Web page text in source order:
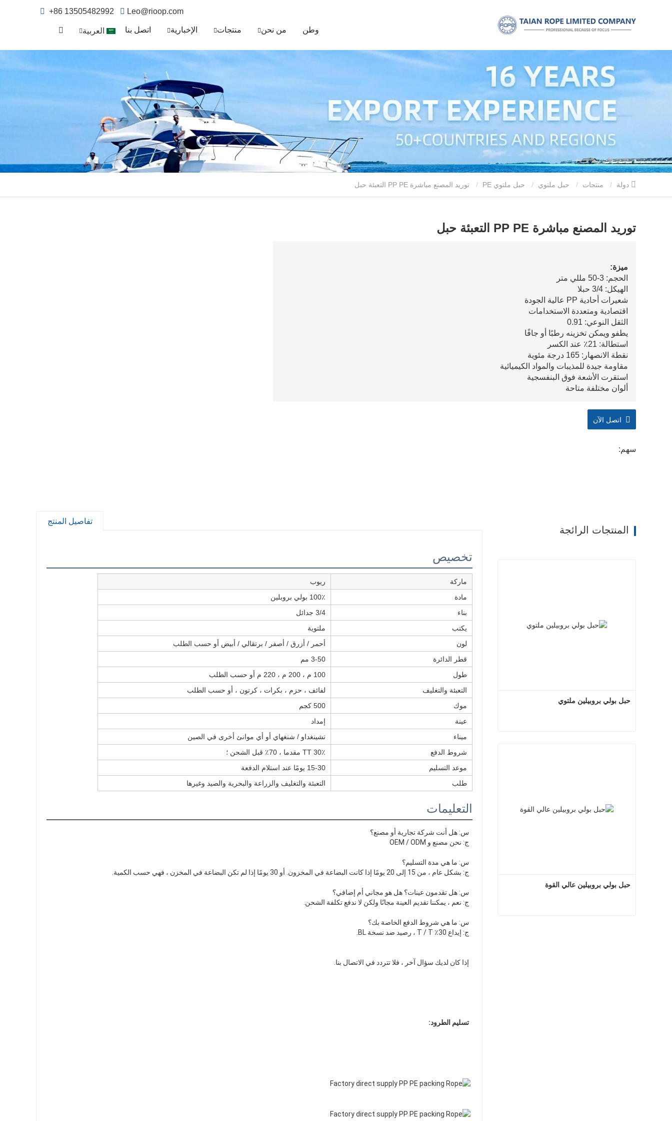
+86 13505482992 Leo@rioop.com
وطن من نحن منتجات الإخبارية اتصل بنا العربية
منتجات حبل ملتوي حبل ملتوي PE
توريد المصنع مباشرة PP PE التعبئة حبل
ميزة:
الحجم: 3-50 مللي متر
الهيكل: 3/4 حبلا
شعيرات أحادية PP عالية الجودة
اقتصادية ومتعددة الاستخدامات
الثقل النوعي: 0.91
يطفو ويمكن تخزينه رطبًا أو جافًا
استطالة: 21٪ عند الكسر
نقطة الانصهار: 165 درجة مئوية
مقاومة جيدة للمذيبات والمواد الكيميائية
استقرت الأشعة فوق البنفسجية
ألوان مختلفة متاحة
اتصل الآن
سهم:
تفاصيل المنتج
تخصيص
ماركة
ريوب
مادة
100٪ بولي بروبلين
بناء
3/4 جدائل
يكتب
ملتوية
لون
أحمر / أزرق / أصفر / برتقالي / أبيض أو حسب الطلب
قطر الدائرة
3-50 مم
طول
100 م ، 200 م ، 220 م أو حسب الطلب
التعبئة والتغليف
لفائف ، حزم ، بكرات ، كرتون ، أو حسب الطلب
موك
500 كجم
عينة
إمداد
ميناء
تشينغداو / شنغهاي أو أي موانئ أخرى في الصين
شروط الدفع
TT 30٪ مقدما ، 70٪ قبل الشحن ؛
موعد التسليم
15-30 يومًا عند استلام الدفعة
طلب
التعبئة والتغليف والزراعة والبحرية والصيد وغيرها
التعليمات
س: هل أنت شركة تجارية أو مصنع؟
إذا كان لديك سؤال آخر ، فلا تتردد في الاتصال بنا.
تسليم الطرود:
المنتجات الرائجة
حبل بولي بروبيلين ملتوي
حبل بولي بروبيلين عالي القوة